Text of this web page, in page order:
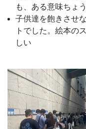
も、ある意味ちょ
子供達を飽きさせ
トでした。絵本の
しい